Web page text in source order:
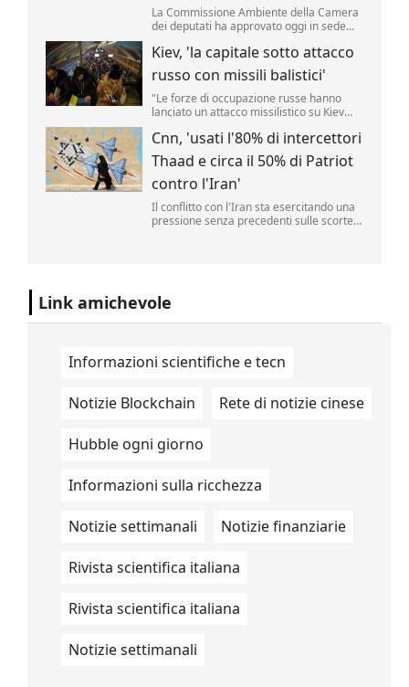
La Commissione Ambiente della Camera
dei deputati ha approvato oggi in sede
l'istituzione di un Area marina protetta
attorno all'isola di Capri.
Kiev, 'la capitale sotto attacco
russo con missili balistici'
"Le forze di occupazione russe hanno
lanciato un attacco missilistico su Kiev
esplosioni sono state udite in città". Lo ha
reso noto l'amministrazione militare della
capitale ucraina (Kmva), citato
dall'Ukrainska Pravda.
Cnn, 'usati l'80% di intercettori
Thaad e circa il 50% di Patriot
contro l'Iran'
Il conflitto con l'Iran sta esercitando una
pressione senza precedenti sulle scorte
Link amichevole
Informazioni scientifiche e tecn
Notizie Blockchain Rete di notizie cinese
Hubble ogni giorno
Informazioni sulla ricchezza
Notizie settimanali Notizie finanziarie
Rivista scientifica italiana
Rivista scientifica italiana
Notizie settimanali